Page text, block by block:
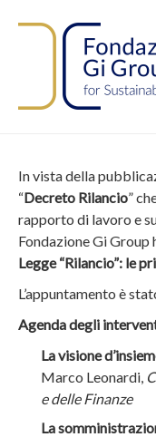
In vista della
“Decreto Rilancio”
rapporto di lavoro e
Fondazione Gi
Legge “Rilancio”: le
L’appuntamento è
Agenda degli
La visione
Marco Leonardi,
e delle Finanze
La